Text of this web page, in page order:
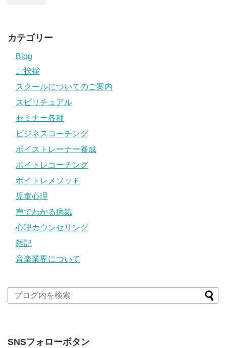
カテゴリー
Blog
ご挨拶
スクールについてのご案内
スピリチュアル
セミナー各種
ビジネスコーチング
ボイストレーナー養成
ボイトレコーチング
ボイトレメソッド
児童心理
声でわかる病気
心理カウンセリング
雑記
音楽業界について
SNSフォローボタン